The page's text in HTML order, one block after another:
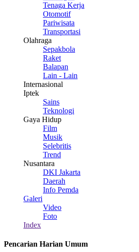
Tenaga Kerja
Otomotif
Pariwisata
Transportasi
Olahraga
Sepakbola
Raket
Balapan
Lain - Lain
Internasional
Iptek
Sains
Teknologi
Gaya Hidup
Film
Musik
Selebritis
Trend
Nusantara
DKI Jakarta
Daerah
Info Pemda
Galeri
Video
Foto
Index
Pencarian Harian Umum